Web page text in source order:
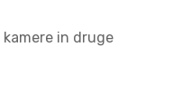
in druge